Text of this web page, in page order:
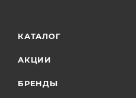
КАТАЛОГ
АКЦИИ
БРЕНДЫ